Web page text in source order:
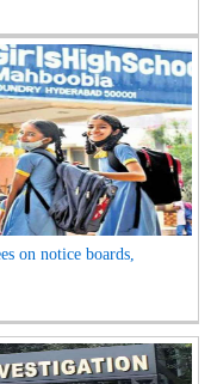
on notice boards,